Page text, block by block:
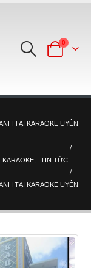
0
TẠI KARAOKE UYÊN
TIN TỨC
TẠI KARAOKE UYÊN